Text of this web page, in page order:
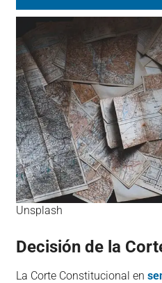
Unsplash
Decisión de la
La Corte Constitucional en